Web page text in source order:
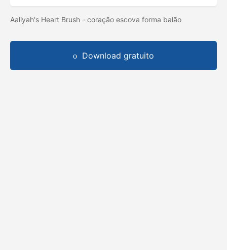
Aaliyah's Heart Brush - coração escova forma balão
Download gratuito